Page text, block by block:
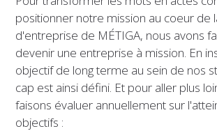
positionner notre mission au coeur de
d'entreprise de MÉTIGA, nous avons
devenir une entreprise à mission. En
objectif de long terme au sein de nos
cap est ainsi défini. Et pour aller plus
faisons évaluer annuellement sur
objectifs :